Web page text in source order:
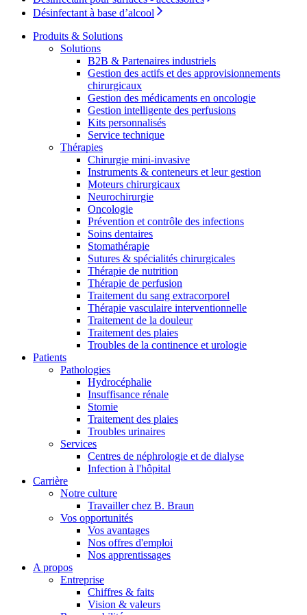
Catalogue de produits
Trouvez le produit que vous recherchez. Visitez le catalogue
de produits B. Braun avec notre portefeuille complet.
Contact
En dialogue avec B. Braun. Contactez-nous.
Désinfectant à base d’alcool
Produits & Solutions
Solutions
B2B & Partenaires industriels
Gestion des actifs et des approvisionnements
chirurgicaux
Gestion des médicaments en oncologie
Gestion intelligente des perfusions
Kits personnalisés
Service technique
Thérapies
Chirurgie mini-invasive
Instruments & conteneurs et leur gestion
Moteurs chirurgicaux
Neurochirurgie
Oncologie
Prévention et contrôle des infections
Soins dentaires
Stomathérapie
Sutures & spécialités chirurgicales
Thérapie de nutrition
Thérapie de perfusion
Traitement du sang extracorporel
Thérapie vasculaire interventionnelle
Traitement de la douleur
Traitement des plaies
Troubles de la continence et urologie
Patients
Pathologies
Hydrocéphalie
Insuffisance rénale
Stomie
Traitement des plaies
Troubles urinaires
Services
Centres de néphrologie et de dialyse
Infection à l'hôpital
Carrière
Notre culture
Travailler chez B. Braun
Vos opportunités
Vos avantages
Nos offres d'emploi
Nos apprentissages
A propos
Entreprise
Chiffres & faits
Vision & valeurs